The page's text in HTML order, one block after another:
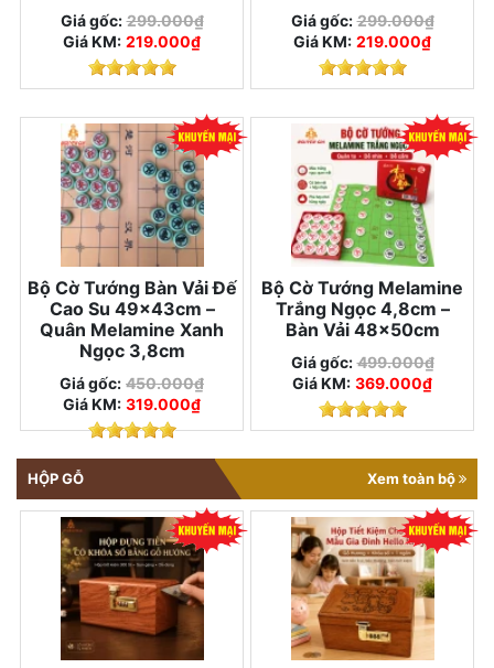
Giá gốc: 299.000₫
Giá KM: 219.000₫
Giá gốc: 299.000₫
Giá KM: 219.000₫
Bộ Cờ Tướng Bàn Vải Đế
Cao Su 49×43cm –
Quân Melamine Xanh
Ngọc 3,8cm
Giá gốc: 450.000₫
Giá KM: 319.000₫
Bộ Cờ Tướng Melamine
Trắng Ngọc 4,8cm –
Bàn Vải 48×50cm
Giá gốc: 499.000₫
Giá KM: 369.000₫
HỘP GỖ Xem toàn bộ